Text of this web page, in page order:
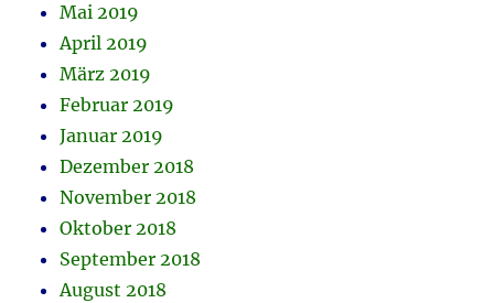
Mai 2019
April 2019
März 2019
Februar 2019
Januar 2019
Dezember 2018
November 2018
Oktober 2018
September 2018
August 2018